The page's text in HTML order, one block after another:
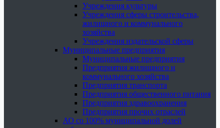
Учреждения культуры
Учреждения сферы строительства,
жилищного и коммунального
хозяйства
Учреждения издательской сферы
Муниципальные предприятия
Муниципальные предприятия
Предприятия жилищного и
коммунального хозяйства
Предприятия транспорта
Предприятия общественного питания
Предприятия здравоохранения
Предприятия прочих отраслей
АО со 100% муниципальной долей